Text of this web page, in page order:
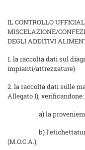
IL CONTROLLO
MISCELAZIONE/
DEGLI ADDITIVI
1. la raccolta dati sul
impianti/attrezzature).
2. la raccolta dati sulle
Allegato I), verificandone:
a) la
b) l’etichettatura, i
(M.O.C.A.);